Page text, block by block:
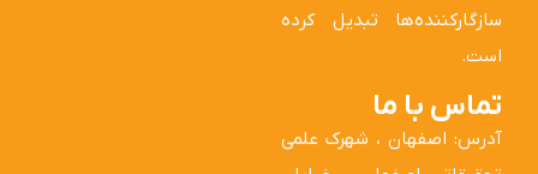
سازگارکننده‌ها تبدیل کرده
است.
تماس با ما
آدرس: اصفهان ، شهرک علمی